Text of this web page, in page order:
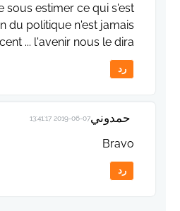
sous estimer ce qui s'est
du politique n'est jamais
... l'avenir nous le dira ...
رد
حمدوني2019-06-07 13:41:17
Bravo
رد